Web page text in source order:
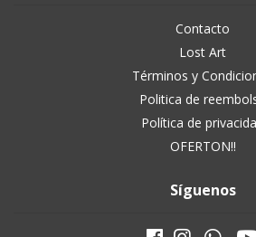
Contacto
Lost Art
Términos y
Politica de
Política de
OFERTON!!
Síguenos